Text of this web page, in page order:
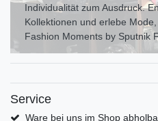
Individualität zum Ausdr uck.
Kollektionen und erlebe
Fashion Moments by Sputnik
Service
Ware bei uns im Shop